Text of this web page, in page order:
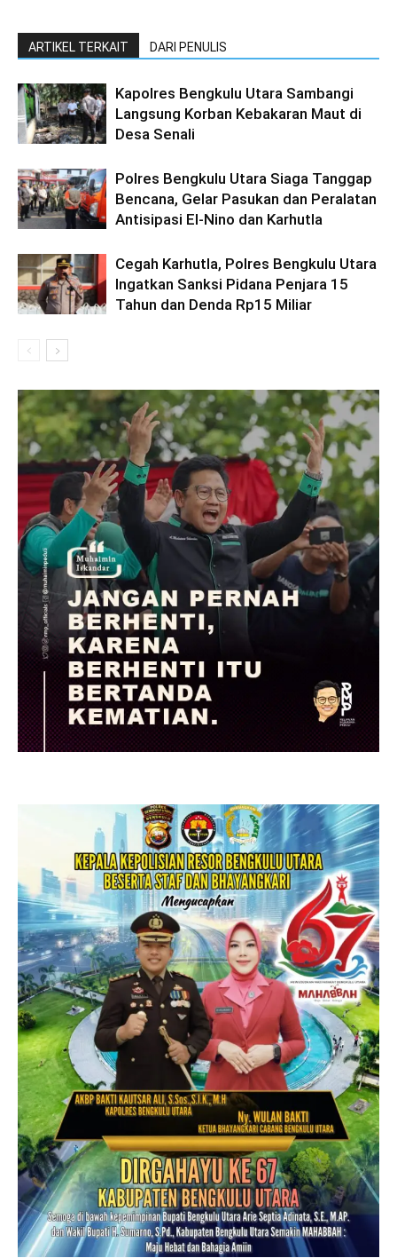
ARTIKEL TERKAIT DARI PENULIS
Kapolres Bengkulu Utara Sambangi
Langsung Korban Kebakaran Maut di
Desa Senali
Polres Bengkulu Utara Siaga Tanggap
Bencana, Gelar Pasukan dan Peralatan
Antisipasi El-Nino dan Karhutla
Cegah Karhutla, Polres Bengkulu Utara
Ingatkan Sanksi Pidana Penjara 15
Tahun dan Denda Rp15 Miliar